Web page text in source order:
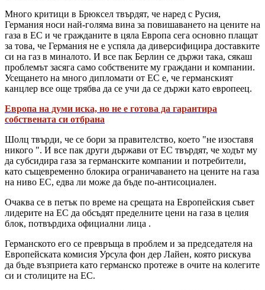
Много критици в Брюксел твърдят, че наред с Русия,
Германия носи най-голяма вина за повишаването на цените на
газа в ЕС и че гражданите в цяла Европа сега основно плащат
за това, че Германия не е успяла да диверсифицира доставките
си на газ в миналото. И все пак Берлин се държи така, сякаш
проблемът засяга само собствените му граждани и компании.
Усещането на много дипломати от ЕС е, че германският
канцлер все още трябва да се учи да се държи като европеец.
Европа на думи иска, но не е готова да гарантира
собствената си отбрана
Шолц твърди, че се бори за правителство, което "не изоставя
никого ". И все пак други държави от ЕС твърдят, че ходът му
да субсидира газа за германските компании и потребители,
като същевременно блокира ограничаването на цените на газа
на ниво ЕС, едва ли може да бъде по-антисоциален.
Очаква се в петък по време на срещата на Европейския съвет
лидерите на ЕС да обсъдят пределните цени на газа в целия
блок, потвърдиха официални лица .
Германското его се превръща в проблем и за председателя на
Европейската комисия Урсула фон дер Лайен, която рискува
да бъде възприета като германско протеже в очите на колегите
си и столиците на ЕС.